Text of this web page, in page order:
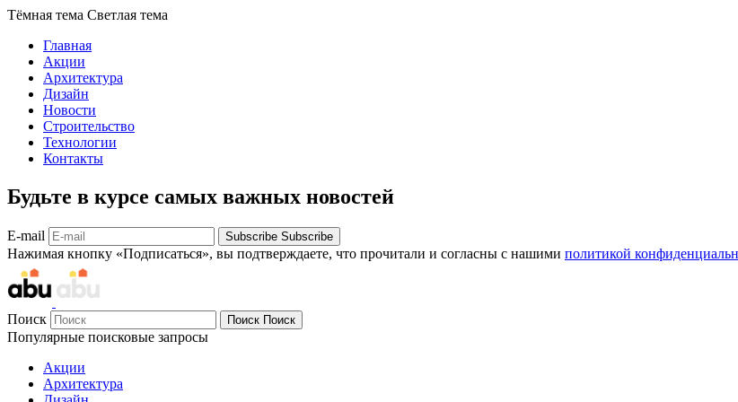
Тёмная тема Светлая тема
Главная
Акции
Архитектура
Дизайн
Новости
Строительство
Технологии
Контакты
Будьте в курсе самых важных новостей
E-mail Subscribe Subscribe
Нажимая кнопку «Подписаться», вы подтверждаете, что прочитали и согласны с нашими политикой
Поиск Поиск Поиск
Популярные поисковые запросы
Акции
Архитектура